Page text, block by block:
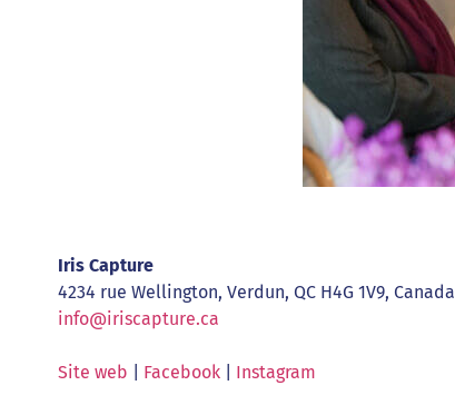
Iris Capture
4234 rue Wellington, Verdun, QC H4G 1V9, Canada
info@iriscapture.ca
Site web Facebook Instagram